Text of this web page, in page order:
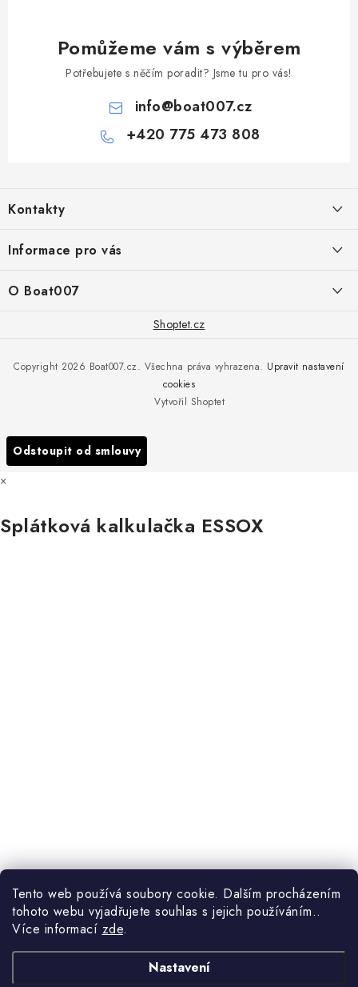
Tento web používá soubory cookie. Dalším procházením
tohoto webu vyjadřujete souhlas s jejich používáním..
Více informací zde.
Nastavení
Pomůžeme vám s výběrem
Potřebujete s něčím poradit? Jsme tu pro vás!
info@boat007.cz
+420 775 473 808
p
a
Kontakty
+420 775 473 808
PŘÍJEM/VÝDEJ/SERVIS zakázek
Informace pro vás
Obchodní podmínky
Podmínky ochrany osobních údajů
O Boat007
Všechny značky
Shoptet.cz
Vytvořil Shoptet
Copyright 2026 Boat007.cz. Všechna práva vyhrazena. Upravit nastavení
cookies
Odstoupit od smlouvy
×
Splátková kalkulačka ESSOX